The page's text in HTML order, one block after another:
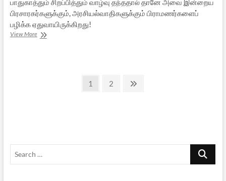
பாதுகாத்தும் சிறப்பித்தும் வாழ்வு தந்ததால் தானே அவை இன்றைய
பிரசாரகர்களுக்கும், அரசியல்வாதிகளுக்கும் பிராமணர்களைப்
பழிக்க ஏதுவாயிருக்கிறது!
View Moreதலித்துகளும்
Page
1 Page
2
Search